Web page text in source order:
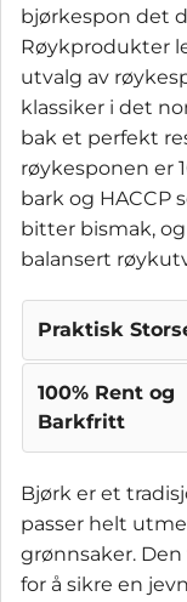
bjørkespon det
Røykprodukter
utvalg av
klassiker i det
bak et perfekt
røykesponen er
bark og HACCP
bitter bismak,
balansert
Praktisk
100% Rent og
Barkfritt
Bjørk er et
passer helt
grønnsaker.
for å sikre en